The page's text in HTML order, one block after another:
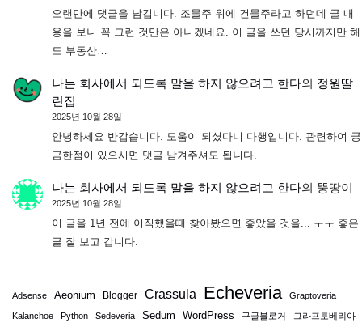
오랜만에 댓글을 남깁니다. 조물주 위에 건물주라고 하던데 글 내
용을 보니 꼭 그런 것만은 아니겠네요. 이 글을 쓰던 당시까지만 해
도 부동산…
나는 회사에서 되도록 말을 하지 않으려고 한다의 정원딸
린집
2025년 10월 28일
안녕하세요 반갑습니다. 도움이 되셨다니 다행입니다. 관련하여 궁
금한점이 있으시면 댓글 남겨주셔도 됩니다.
나는 회사에서 되도록 말을 하지 않으려고 한다의 뚱땅이
2025년 10월 28일
이 글을 1년 전에 이직했을때 찾아봤으면 좋았을 것을... ㅜㅜ 좋은
글 잘 보고 갑니다.
Adsense Aeonium Blogger Crassula Echeveria Graptoveria
Kalanchoe Python Sedeveria Sedum WordPress 구글블로거 그라프토베리아